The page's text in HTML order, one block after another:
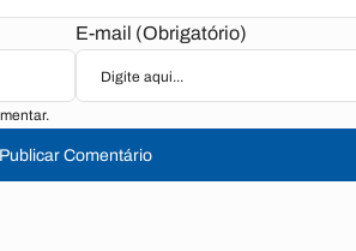
E-mail (Obrigatório)
Publicar Comentário